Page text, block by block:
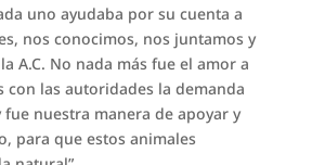
uno ayudaba por su cuenta a
nos conocimos, nos juntamos y
A.C. No nada más fue el amor a
con las autoridades la demanda
fue nuestra manera de apoyar y
para que estos animales